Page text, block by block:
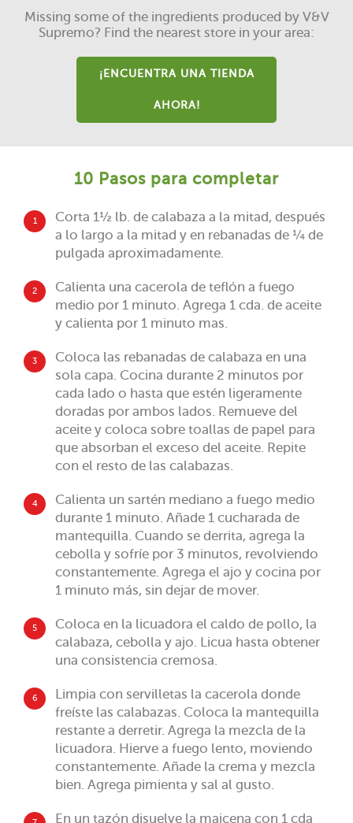
Missing some of the ingredients produced by V&V
Supremo? Find the nearest store in your area:
¡ENCUENTRA UNA TIENDA
AHORA!
10 Pasos para completar
1
Corta 1½ lb. de calabaza a la mitad, después
a lo largo a la mitad y en rebanadas de ¼ de
pulgada aproximadamente.
2
Calienta una cacerola de teflón a fuego
medio por 1 minuto. Agrega 1 cda. de aceite
y calienta por 1 minuto mas.
3
Coloca las rebanadas de calabaza en una
sola capa. Cocina durante 2 minutos por
cada lado o hasta que estén ligeramente
doradas por ambos lados. Remueve del
aceite y coloca sobre toallas de papel para
que absorban el exceso del aceite. Repite
con el resto de las calabazas.
4
Calienta un sartén mediano a fuego medio
durante 1 minuto. Añade 1 cucharada de
mantequilla. Cuando se derrita, agrega la
cebolla y sofríe por 3 minutos, revolviendo
constantemente. Agrega el ajo y cocina por
1 minuto más, sin dejar de mover.
5
Coloca en la licuadora el caldo de pollo, la
calabaza, cebolla y ajo. Licua hasta obtener
una consistencia cremosa.
6
Limpia con servilletas la cacerola donde
freíste las calabazas. Coloca la mantequilla
restante a derretir. Agrega la mezcla de la
licuadora. Hierve a fuego lento, moviendo
constantemente. Añade la crema y mezcla
bien. Agrega pimienta y sal al gusto.
En un tazón disuelve la maicena con 1 cda